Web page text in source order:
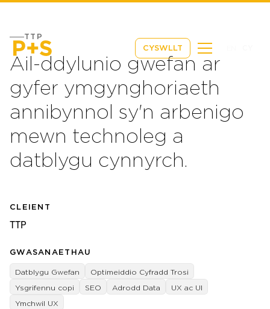
CYSWLLT
TTP
Ail-ddylunio gwefan ar
gyfer ymgynghoriaeth
annibynnol sy'n arbenigo
mewn technoleg a
datblygu cynnyrch.
CLEIENT
TTP
GWASANAETHAU
Datblygu Gwefan Optimeiddio Cyfradd Trosi
Ysgrifennu copi SEO Adrodd Data UX ac UI
Ymchwil UX